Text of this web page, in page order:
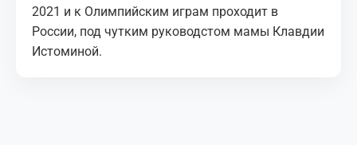
2021 и к Олимпийским играм проходит в
России, под чутким руководстом мамы Клавдии
Истоминой.